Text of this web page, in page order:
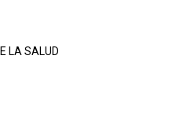
DE LA SALUD